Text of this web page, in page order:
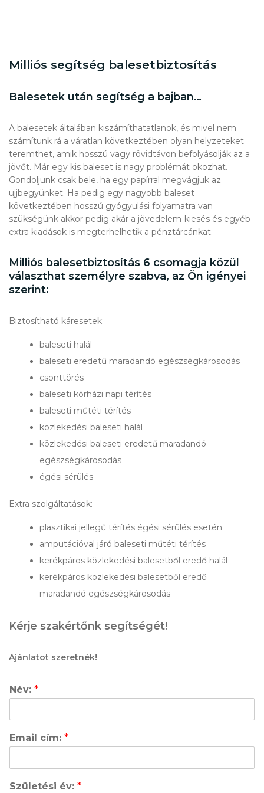
Milliós segítség balesetbiztosítás
Balesetek után segítség a bajban…
A balesetek általában kiszámíthatatlanok, és mivel nem
számítunk rá a váratlan következtében olyan helyzeteket
teremthet, amik hosszú vagy rövidtávon befolyásolják az a
jövőt. Már egy kis baleset is nagy problémát okozhat.
Gondoljunk csak bele, ha egy papírral megvágjuk az
ujjbegyünket. Ha pedig egy nagyobb baleset
következtében hosszú gyógyulási folyamatra van
szükségünk akkor pedig akár a jövedelem-kiesés és egyéb
extra kiadások is megterhelhetik a pénztárcánkat.
Milliós balesetbiztosítás 6 csomagja közül
választhat személyre szabva, az Ön igényei
szerint:
Biztosítható káresetek:
baleseti halál
baleseti eredetű maradandó egészségkárosodás
csonttörés
baleseti kórházi napi térítés
baleseti műtéti térítés
közlekedési baleseti halál
közlekedési baleseti eredetű maradandó
egészségkárosodás
égési sérülés
Extra szolgáltatások:
plasztikai jellegű térítés égési sérülés esetén
amputációval járó baleseti műtéti térítés
kerékpáros közlekedési balesetből eredő halál
kerékpáros közlekedési balesetből eredő
maradandó egészségkárosodás
Kérje szakértőnk segítségét!
Ajánlatot szeretnék!
Név: *
Email cím: *
Születési év: *